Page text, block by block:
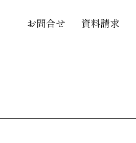
お問合せ 資料請求